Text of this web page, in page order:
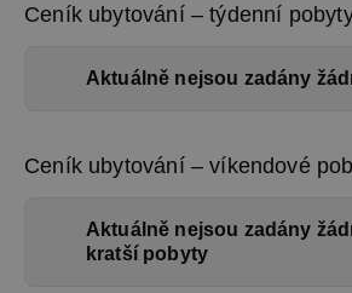
Ceník ubytování – týdenní
Aktuálně nejsou zadány
Ceník ubytování – víkendové
Aktuálně nejsou zadány
kratší pobyty